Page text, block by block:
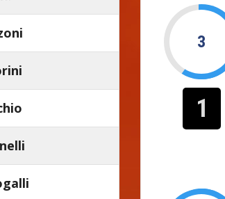
3
1